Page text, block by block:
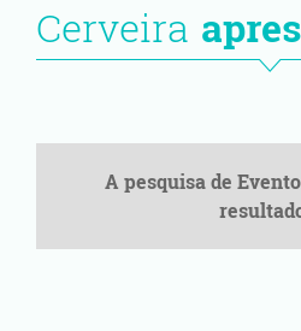
Cerveira
A pesquisa de